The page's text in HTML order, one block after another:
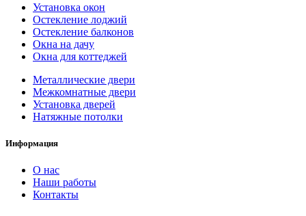
Установка окон
Остекление лоджий
Остекление балконов
Окна на дачу
Окна для коттеджей
Металлические двери
Межкомнатные двери
Установка дверей
Натяжные потолки
Информация
О нас
Наши работы
Контакты